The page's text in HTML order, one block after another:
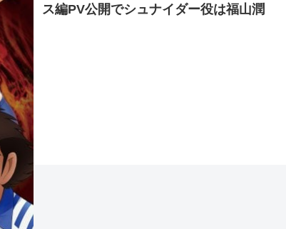
「本気
ス編PV公開でシュナイダー役は福山潤